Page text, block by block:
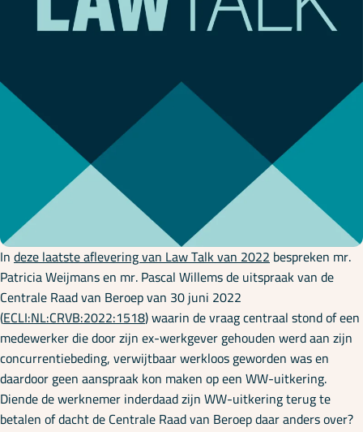
Onze specialisaties
Cursussen
Podcasts
Over ons
Plan een afspraak
Indeze laatste aflevering van Law Talk van 2022bespreken mr.
Patricia Weijmans en mr. Pascal Willems de uitspraak van de
Centrale Raad van Beroep van 30 juni 2022
(ECLI:NL:CRVB:2022:1518) waarin de vraag centraal stond of een
medewerker die door zijn ex-werkgever gehouden werd aan zijn
concurrentiebeding, verwijtbaar werkloos geworden was en
daardoor geen aanspraak kon maken op een WW-uitkering.
Diende de werknemer inderdaad zijn WW-uitkering terug te
betalen of dacht de Centrale Raad van Beroep daar anders over?